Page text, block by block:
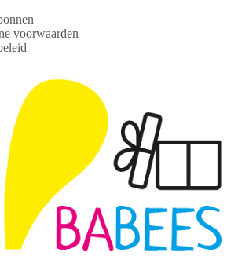
voorwaarden